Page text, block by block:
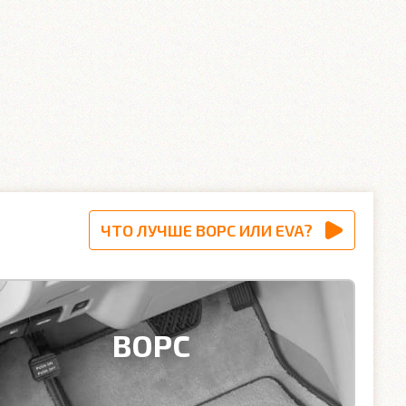
ЧТО ЛУЧШЕ ВОРС ИЛИ EVA?
ВОРС